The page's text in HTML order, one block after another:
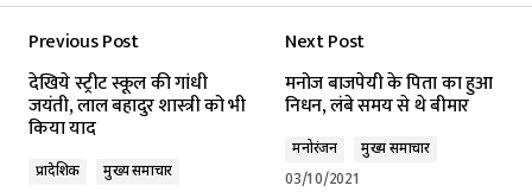
Previous Post
देखिये स्ट्रीट स्कूल की गांधी
जयंती, लाल बहादुर शास्त्री को भी
किया याद
प्रादेशिक
मुख्य समाचार
Next Post
मनोज बाजपेयी के पिता का हुआ
निधन, लंबे समय से थे बीमार
मनोरंजन
मुख्य समाचार
03/10/2021